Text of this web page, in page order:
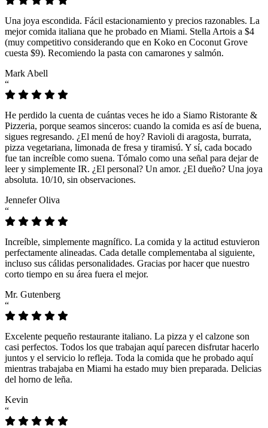
Una joya escondida. Fácil estacionamiento y precios razonables. La
mejor comida italiana que he probado en Miami. Stella Artois a $4
(muy competitivo considerando que en Koko en Coconut Grove
cuesta $9). Recomiendo la pasta con camarones y salmón.
Mark Abell
“
He perdido la cuenta de cuántas veces he ido a Siamo Ristorante &
Pizzeria, porque seamos sinceros: cuando la comida es así de buena,
sigues regresando. ¿El menú de hoy? Ravioli di aragosta, burrata,
pizza vegetariana, limonada de fresa y tiramisú. Y sí, cada bocado
fue tan increíble como suena. Tómalo como una señal para dejar de
leer y simplemente IR. ¿El personal? Un amor. ¿El dueño? Una joya
absoluta. 10/10, sin observaciones.
Jennefer Oliva
“
Increíble, simplemente magnífico. La comida y la actitud estuvieron
perfectamente alineadas. Cada detalle complementaba al siguiente,
incluso sus cálidas personalidades. Gracias por hacer que nuestro
corto tiempo en su área fuera el mejor.
Mr. Gutenberg
“
Excelente pequeño restaurante italiano. La pizza y el calzone son
casi perfectos. Todos los que trabajan aquí parecen disfrutar hacerlo
juntos y el servicio lo refleja. Toda la comida que he probado aquí
mientras trabajaba en Miami ha estado muy bien preparada. Delicias
del horno de leña.
Kevin
“